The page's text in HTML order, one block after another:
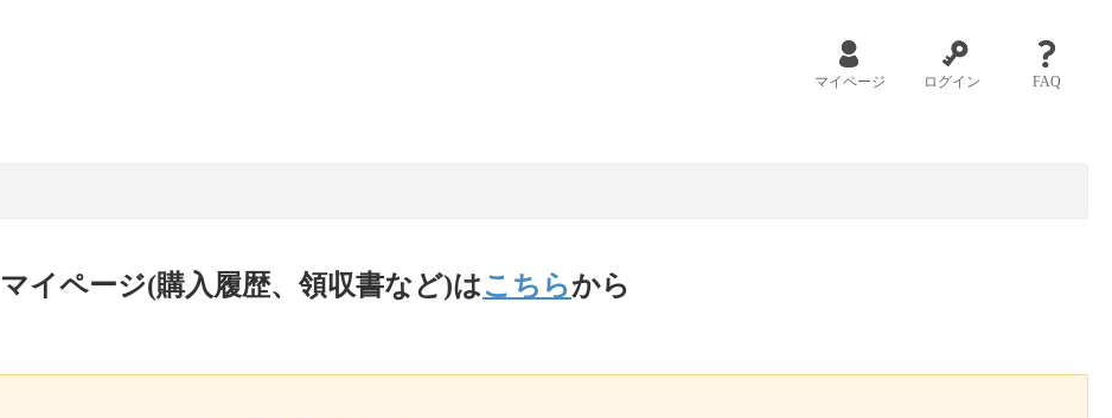
マイページ ログイン FAQ
マイページ(購入履歴、領収書など)はこちらから